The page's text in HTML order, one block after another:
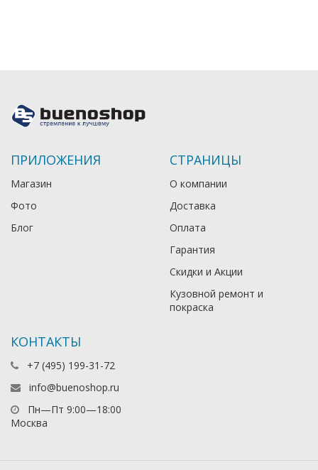
ПРИЛОЖЕНИЯ
Магазин
Фото
Блог
СТРАНИЦЫ
О компании
Доставка
Оплата
Гарантия
Скидки и Акции
Кузовной ремонт и
покраска
КОНТАКТЫ
+7 (495) 199-31-72
info@buenoshop.ru
Пн—Пт 9:00—18:00
Москва